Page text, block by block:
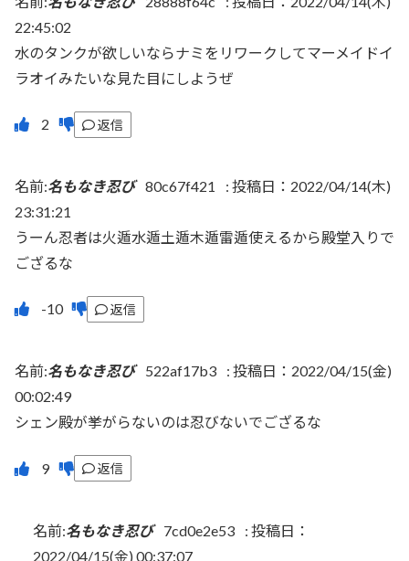
22:45:02
水のタンクが欲しいならナミをリワークしてマーメイドイ
ラオイみたいな見た目にしようぜ
返信
名前:名もなき忍び 80c67f421 : 投稿日：2022/04/14(木)
23:31:21
うーん忍者は火遁水遁土遁木遁雷遁使えるから殿堂入りで
ござるな
返信
名前:名もなき忍び 522af17b3 : 投稿日：2022/04/15(金)
00:02:49
シェン殿が挙がらないのは忍びないでござるな
返信
名前:名もなき忍び 7cd0e2e53 : 投稿日：
2022/04/15(金) 00:37:07